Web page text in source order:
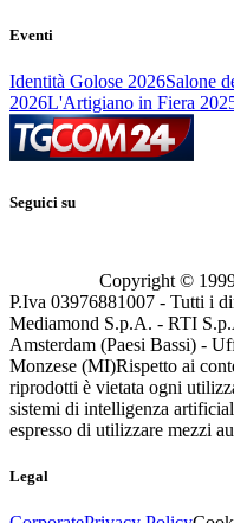
Eventi
Identità Golose 2026Salone
2026L'Artigiano in Fiera
Seguici su
Copyright ©
P.Iva 03976881007 - Tutti i
Mediamond S.p.A. - RTI
Amsterdam (Paesi Bassi) -
Monzese (MI)Rispetto ai
riprodotti è vietata ogni
sistemi di intelligenza
espresso di utilizzare mezzi
Legal